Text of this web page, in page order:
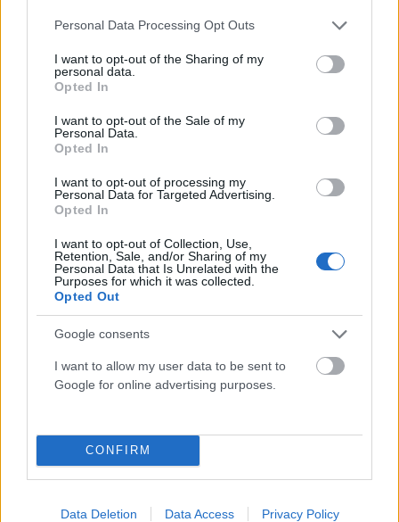
Please note that this website/app uses one or more Google
not limited to your visit or usage behaviour. You may click to
grant or deny consent to Google and its third-party tags to
use your data for below specified purposes in below Google
consent section.
Personal Data Processing Opt Outs
I want to opt-out of the Sharing of my
personal data.
Opted In
I want to opt-out of the Sale of my
Personal Data.
Opted In
I want to opt-out of processing my
Personal Data for Targeted Advertising.
Opted In
I want to opt-out of Collection, Use,
Retention, Sale, and/or Sharing of my
Personal Data that Is Unrelated with the
Purposes for which it was collected.
Opted Out
Google consents
I want to allow my user data to be sent to
Google for online advertising purposes.
CONFIRM
Data Deletion Data Access Privacy Policy
Η ελληνική ελαιοπαραγωγή στην κλιματική κρίση: η
διπλή πρόκληση
ΑΝΑΡΤΗΘΗΚΕ ΑΠΟ